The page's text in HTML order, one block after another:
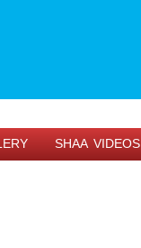
SHAA VIDEOS